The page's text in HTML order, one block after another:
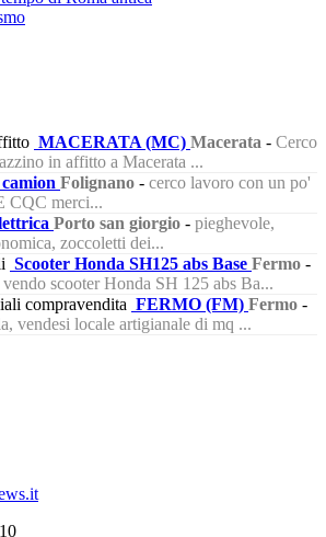
MACERATA (MC) Macerata - Cerco
in affitto a Macerata ...
Folignano - cerco lavoro con un po'
CQC merci...
Porto san giorgio - pieghevole,
zoccoletti dei...
Scooter Honda SH125 abs Base Fermo -
scooter Honda SH 125 abs Ba...
compravendita FERMO (FM) Fermo -
vendesi locale artigianale di mq ...